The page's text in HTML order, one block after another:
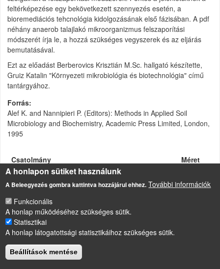
feltérképezése egy bekövetkezett szennyezés esetén, a
bioremediációs tehcnológia kidolgozásának első fázisában. A pdf
néhány anaerob talajlakó mikroorganizmus felszaporítási
módszerét írja le, a hozzá szükséges vegyszerek és az eljárás
bemutatásával.
Ezt az előadást Berberovics Krisztián M.Sc. hallgató készítette,
Gruiz Katalin "Környezeti mikrobiológia és biotechnológia" című
tantárgyához.
Forrás
Alef K. and Nannipieri P. (Editors): Methods in Applied Soil
Microbiology and Biochemistry, Academic Press Limited, London,
1995
Csatolmány
Méret
Obligát anaerob mikroorganizmusok
felszaporítása
KB
LÁBLÉC
Impresszum
Sütikezelési szabályzat
A honlapon sütiket használunk
A Beleegyezés gombra kattintva hozzájárul ehhez. További információk
Funkcionális
A honlap működéséhez szükséges sütik.
Statisztikai
A honlap látogatottsági statisztikáihoz szükséges sütik.
Beállítások mentése